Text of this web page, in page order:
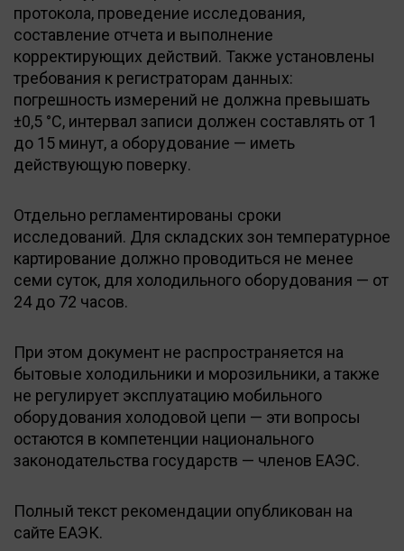
протокола, проведение исследования,
составление отчета и выполнение
корректирующих действий. Также установлены
требования к регистраторам данных:
погрешность измерений не должна превышать
±0,5 °C, интервал записи должен составлять от 1
до 15 минут, а оборудование — иметь
действующую поверку.
Отдельно регламентированы сроки
исследований. Для складских зон температурное
картирование должно проводиться не менее
семи суток, для холодильного оборудования — от
24 до 72 часов.
При этом документ не распространяется на
бытовые холодильники и морозильники, а также
не регулирует эксплуатацию мобильного
оборудования холодовой цепи — эти вопросы
остаются в компетенции национального
законодательства государств — членов ЕАЭС.
Полный текст рекомендации опубликован на
сайте ЕАЭК.